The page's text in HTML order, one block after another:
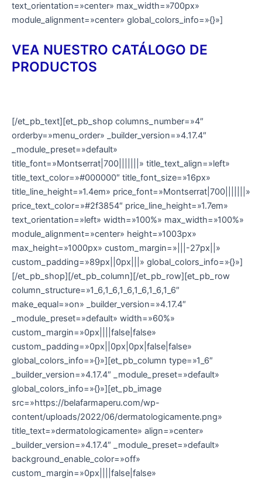
text_orientation=»center» max_width=»700px»
module_alignment=»center» global_colors_info=»{}»]
VEA NUESTRO CATÁLOGO DE
PRODUCTOS
[/et_pb_text][et_pb_shop columns_number=»4″
orderby=»menu_order» _builder_version=»4.17.4″
_module_preset=»default»
title_font=»Montserrat|700|||||||» title_text_align=»left»
title_text_color=»#000000″ title_font_size=»16px»
title_line_height=»1.4em» price_font=»Montserrat|700|||||||»
price_text_color=»#2f3854″ price_line_height=»1.7em»
text_orientation=»left» width=»100%» max_width=»100%»
module_alignment=»center» height=»1003px»
max_height=»1000px» custom_margin=»|||-27px||»
custom_padding=»89px||0px|||» global_colors_info=»{}»]
[/et_pb_shop][/et_pb_column][/et_pb_row][et_pb_row
column_structure=»1_6,1_6,1_6,1_6,1_6,1_6″
make_equal=»on» _builder_version=»4.17.4″
_module_preset=»default» width=»60%»
custom_margin=»0px||||false|false»
custom_padding=»0px||0px|0px|false|false»
global_colors_info=»{}»][et_pb_column type=»1_6″
_builder_version=»4.17.4″ _module_preset=»default»
global_colors_info=»{}»][et_pb_image
src=»https://belafarmaperu.com/wp-
content/uploads/2022/06/dermatologicamente.png»
title_text=»dermatologicamente» align=»center»
_builder_version=»4.17.4″ _module_preset=»default»
background_enable_color=»off»
custom_margin=»0px||||false|false»